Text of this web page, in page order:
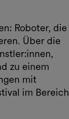
Roboter, die
Über die
zu einem
mit
im Bereich